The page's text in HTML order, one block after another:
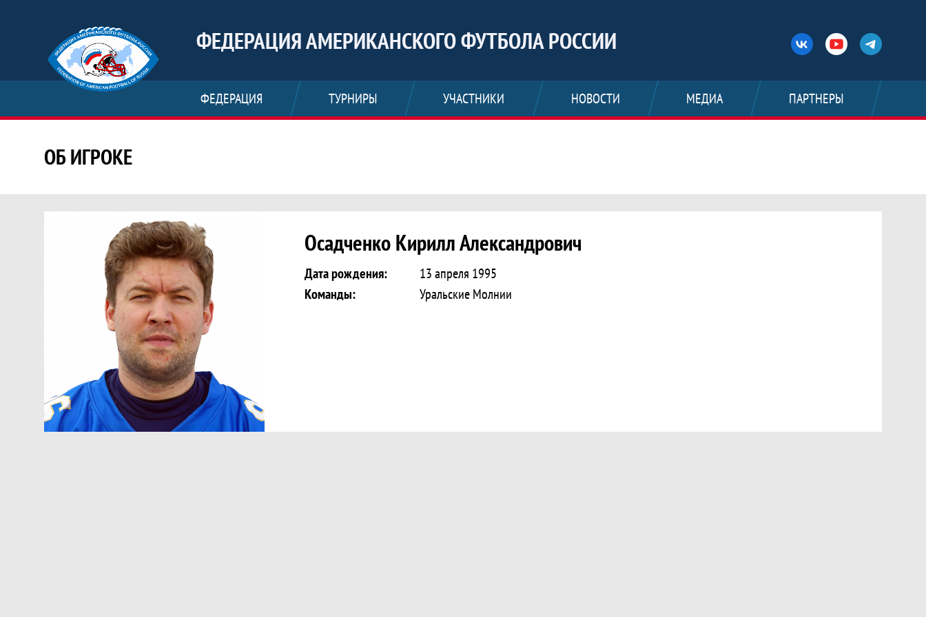
ФЕДЕРАЦИЯ АМЕРИКАНСКОГО ФУТБОЛА РОССИИ
ФЕДЕРАЦИЯ ТУРНИРЫ УЧАСТНИКИ НОВОСТИ МЕДИА ПАРТНЕРЫ
ОБ ИГРОКЕ
Статистика игрока Осадченко Кирилл Александрович
Осадченко Кирилл Александрович
Дата рождения:
13 апреля 1995
Команды:
Уральские Молнии